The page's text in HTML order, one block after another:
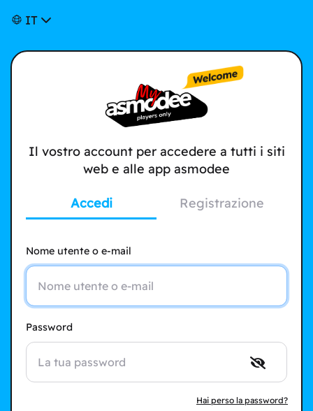
IT
Il vostro account per accedere a tutti i siti
web e alle app asmodee
Accedi Registrazione
Nome utente o e-mail
Password
Hai perso la password?